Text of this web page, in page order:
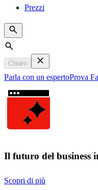
Prezzi
Search
Chiaro
Parla con un espertoProva
Il futuro del business
Scopri di più